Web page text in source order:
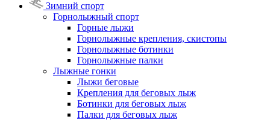
Зимний спорт
Горнолыжный спорт
Горные лыжи
Горнолыжные крепления, скистопы
Горнолыжные ботинки
Горнолыжные палки
Лыжные гонки
Лыжи беговые
Крепления для беговых лыж
Ботинки для беговых лыж
Палки для беговых лыж